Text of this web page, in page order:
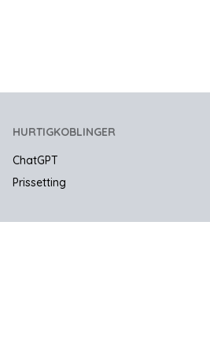
HURTIGKOBLINGER
ChatGPT
Prissetting